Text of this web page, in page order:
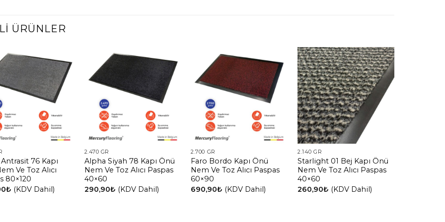
ÜRÜNLER
76 Kapı
Ve Toz Alıcı
80×120
₺ (KDV Dahil)
2.470 GR
Alpha Siyah 78 Kapı Önü
Nem Ve Toz Alıcı Paspas
40×60
290,90₺ (KDV Dahil)
2.700 GR
Faro Bordo Kapı Önü
Nem Ve Toz Alıcı Paspas
60×90
690,90₺ (KDV Dahil)
2.140 GR
Starlight 01 Bej Kapı Önü
Nem Ve Toz Alıcı Paspas
40×60
260,90₺ (KDV Dahil)